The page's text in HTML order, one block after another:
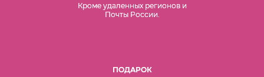
Кроме удаленных регионов и
Почты России.
ПОДАРОК